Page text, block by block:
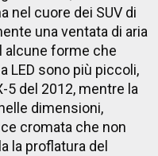
nel cuore dei SUV di
una ventata di aria
alcune forme che
LED sono più piccoli,
5 del 2012, mentre la
dimensioni,
cromata che non
la proflatura del